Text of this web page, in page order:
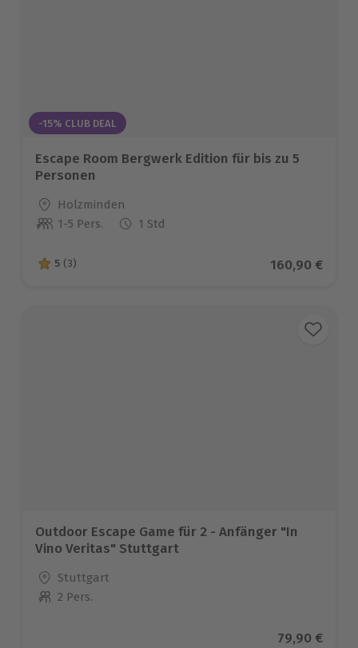
-15% CLUB DEAL
Escape Room Bergwerk Edition für bis zu 5
Personen
Standort
Holzminden
Anzahl der Teilnehmer
1-5 Pers. 1 Std
5 von 5 Sternen basierend auf 3 Bewertungen
5 (3) Aktueller
160,90 €
Outdoor Escape Game für 2 - Anfänger "In
Vino Veritas" Stuttgart
Standort
Stuttgart
Anzahl der Teilnehmer
2 Pers.
Aktueller
79,90 €